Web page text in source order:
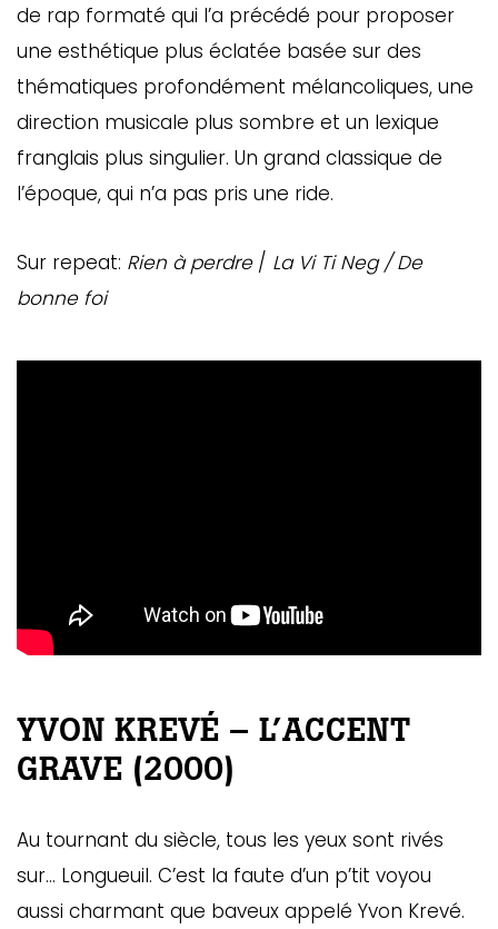
de rap formaté qui l’a précédé pour proposer
une esthétique plus éclatée basée sur des
thématiques profondément mélancoliques, une
direction musicale plus sombre et un lexique
franglais plus singulier. Un grand classique de
l’époque, qui n’a pas pris une ride.
Sur repeat: Rien à perdre/ La Vi Ti Neg / De
bonne foi
YVON KREVÉ – L’ACCENT
GRAVE (2000)
Au tournant du siècle, tous les yeux sont rivés
sur… Longueuil. C’est la faute d’un p’tit voyou
aussi charmant que baveux appelé Yvon Krevé.